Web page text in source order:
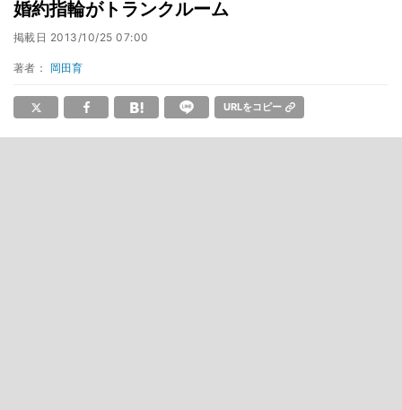
婚約指輪がトランクルーム
掲載日 2013/10/25 07:00
著者： 岡田育
URLをコピー